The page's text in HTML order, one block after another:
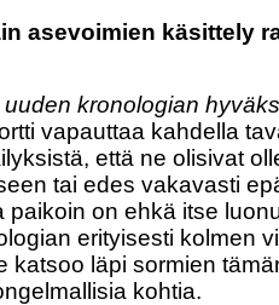
asevoimien käsittely
kronologian
vapauttaa kahdella
että ne olisivat
tai edes vakavasti
paikoin on ehkä itse
erityisesti kolmen
katsoo läpi sormien
kohtia.